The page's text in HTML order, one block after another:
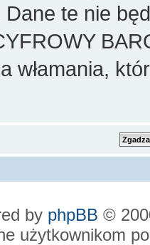
te nie
włamania,
by phpBB ©
użytkownikom